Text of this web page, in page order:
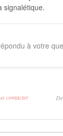
signalétique.
à votre
contacter